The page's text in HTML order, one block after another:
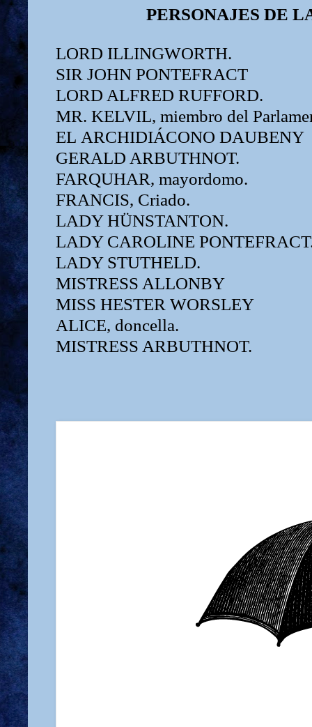
PERSONAJES DE
LORD ILLINGWORTH.
SIR JOHN PONTEFRACT
LORD ALFRED RUFFORD.
MR. KELVIL, miembro del
EL ARCHIDIÁCONO DAUBENY
GERALD ARBUTHNOT.
FARQUHAR, mayordomo.
FRANCIS, Criado.
LADY HÜNSTANTON.
LADY CAROLINE
LADY STUTHELD.
MISTRESS ALLONBY
MISS HESTER WORSLEY
ALICE, doncella.
MISTRESS ARBUTHNOT.